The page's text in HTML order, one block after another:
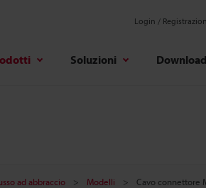
Login /
Soluzioni Download
ad abbraccio Modelli Cavo connettore